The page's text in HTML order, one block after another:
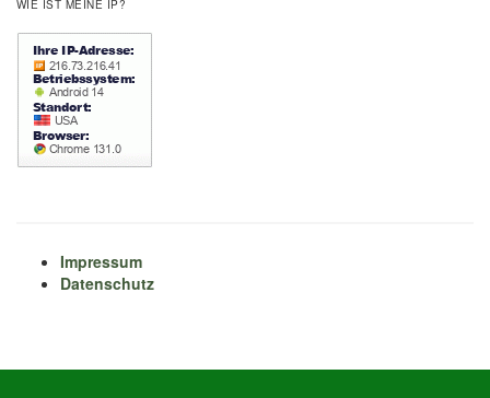
WIE IST MEINE IP?
Impressum
Datenschutz